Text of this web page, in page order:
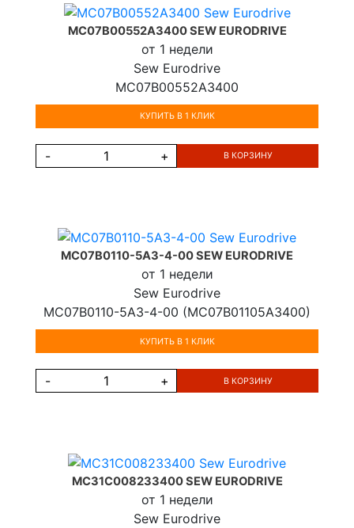
MC07B00552A3400 SEW EURODRIVE
от 1 недели
Sew Eurodrive
MC07B00552A3400
КУПИТЬ В 1 КЛИК
- + В КОРЗИНУ
MC07B0110-5A3-4-00 SEW EURODRIVE
от 1 недели
Sew Eurodrive
MC07B0110-5A3-4-00 (MC07B01105A3400)
КУПИТЬ В 1 КЛИК
- + В КОРЗИНУ
MC31C008233400 SEW EURODRIVE
от 1 недели
Sew Eurodrive